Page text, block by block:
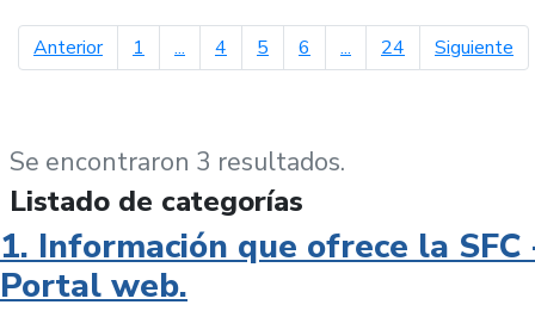
Anteriorpágina anterior
1 ... 4 5 6 ... 24 Siguiente
Se encontraron 3 resultados.
Listado de categorías
1. Información que ofrece la SFC
Portal web.